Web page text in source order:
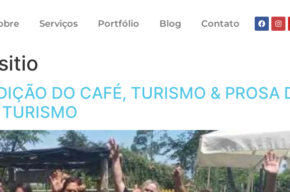
Serviços Portfólio Blog Contato
DO CAFÉ, TURISMO & PROSA